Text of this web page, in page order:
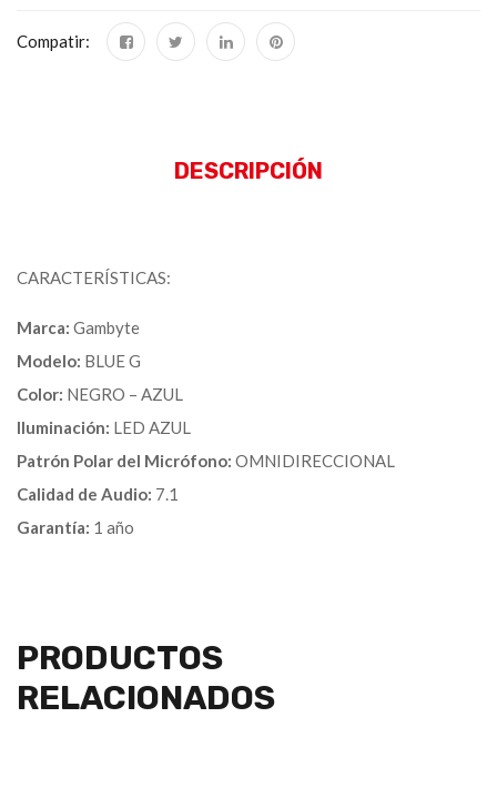
Compatir:
DESCRIPCIÓN
CARACTERÍSTICAS:
Marca: Gambyte
Modelo: BLUE G
Color: NEGRO – AZUL
Iluminación: LED AZUL
Patrón Polar del Micrófono: OMNIDIRECCIONAL
Calidad de Audio: 7.1
Garantía: 1 año
PRODUCTOS
RELACIONADOS